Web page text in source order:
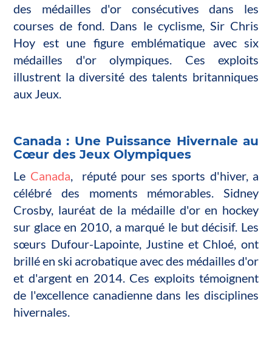
des médailles d'or consécutives dans les
courses de fond. Dans le cyclisme, Sir Chris
Hoy est une figure emblématique avec six
médailles d'or olympiques. Ces exploits
illustrent la diversité des talents britanniques
aux Jeux.
Canada : Une Puissance Hivernale au
Cœur des Jeux Olympiques
Le Canada
réputé pour ses sports d'hiver, a
célébré des moments mémorables. Sidney
Crosby, lauréat de la médaille d'or en hockey
sur glace en 2010, a marqué le but décisif. Les
sœurs Dufour-Lapointe, Justine et Chloé, ont
brillé en ski acrobatique avec des médailles d'or
et d'argent en 2014. Ces exploits témoignent
de l'excellence canadienne dans les disciplines
hivernales.